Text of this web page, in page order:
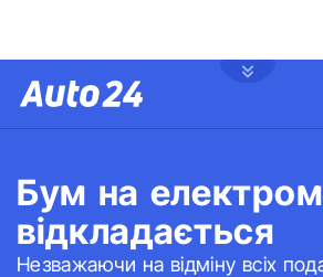
Бум на
відкладається
Незважаючи на відміну всіх